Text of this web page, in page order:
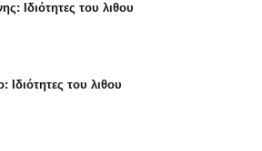
Ιδιότητες του λιθου
Ιδιότητες του λιθου